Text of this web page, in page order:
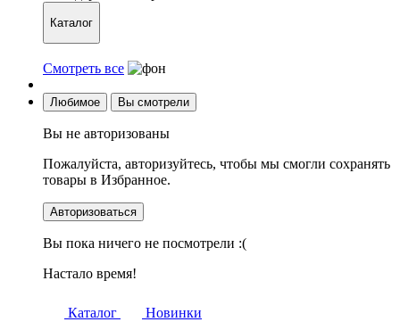
Каталог
Смотреть все
Любимое Вы смотрели
Вы не авторизованы
Пожалуйста, авторизуйтесь, чтобы мы смогли сохранять
товары в Избранное.
Авторизоваться
Вы пока ничего не посмотрели :(
Настало время!
Каталог Новинки